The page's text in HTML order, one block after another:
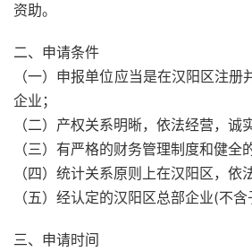
资助。
二、申请条件
（一）申报单位应当是在汉阳区注
企业；
（二）产权关系明晰，依法经营，诚
（三）有严格的财务管理制度和健全
（四）统计关系原则上在汉阳区，依
（五）经认定的汉阳区总部企业(不含
三、申请时间